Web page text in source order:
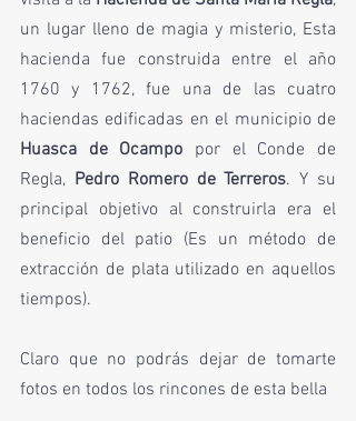
un lugar lleno de magia y misterio, Esta
hacienda fue construida entre el año
1760 y 1762, fue una de las cuatro
Huasca de Ocampo por el Conde de
Regla, Pedro Romero de Terreros. Y su
principal objetivo al construirla era el
beneficio del patio (Es un método de
extracción de plata utilizado en aquellos
tiempos).
Claro que no podrás dejar de tomarte
fotos en todos los rincones de esta bella